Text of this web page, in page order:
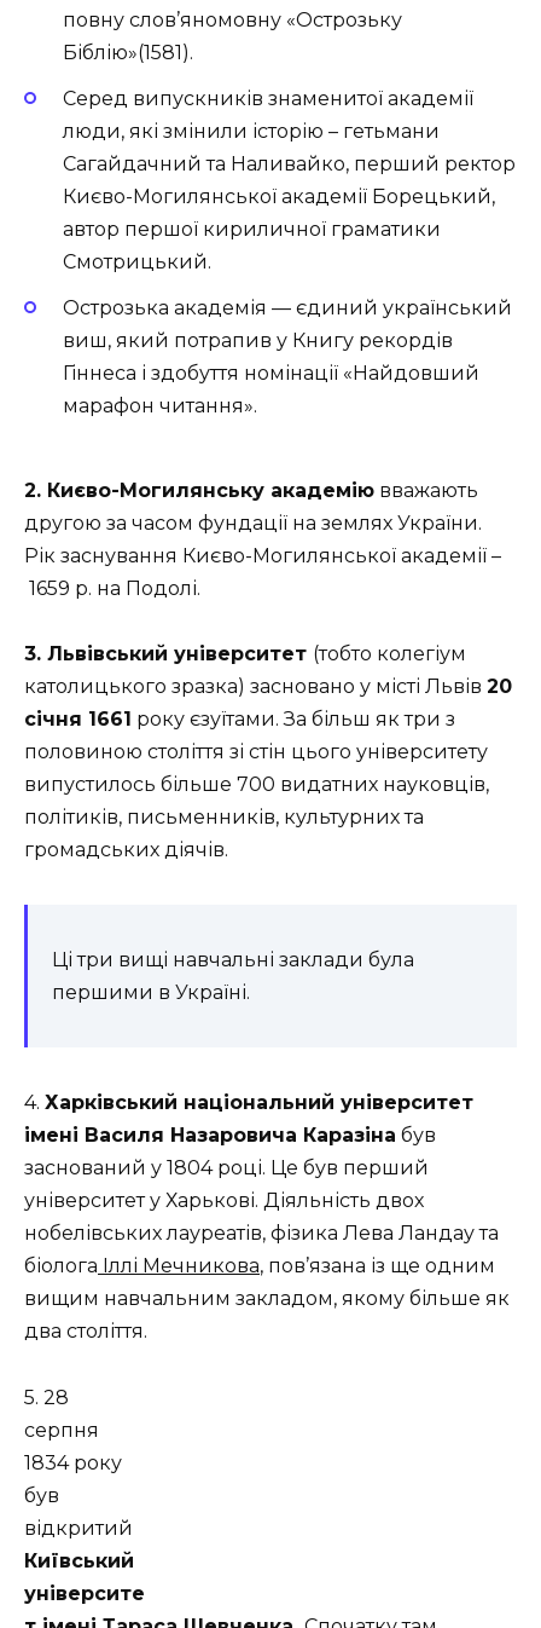
повну слов’яномовну «Острозьку
Біблію»(1581).
Серед випускників знаменитої академії
люди, які змінили історію – гетьмани
Сагайдачний та Наливайко, перший ректор
Києво-Могилянської академії Борецький,
автор першої кириличної граматики
Смотрицький.
Острозька академія — єдиний український
виш, який потрапив у Книгу рекордів
Гіннеса і здобуття номінації «Найдовший
марафон читання».
2. Києво-Могилянську академію вважають
другою за часом фундації на землях України.
Рік заснування Києво-Могилянської академії –
1659 р. на Подолі.
3. Львівський університет (тобто колегіум
католицького зразка) засновано у місті Львів 20
січня 1661 року єзуїтами. За більш як три з
половиною століття зі стін цього університету
випустилось більше 700 видатних науковців,
політиків, письменників, культурних та
громадських діячів.
Ці три вищі навчальні заклади була
першими в Україні.
4. Харківський національний університет
імені Василя Назаровича Каразіна був
заснований у 1804 році. Це був перший
університет у Харькові. Діяльність двох
нобелівських лауреатів, фізика Лева Ландау та
біолога Іллі Мечникова, пов’язана із ще одним
вищим навчальним закладом, якому більше як
два століття.
5. 28
серпня
1834 року
був
відкритий
Київський
університе